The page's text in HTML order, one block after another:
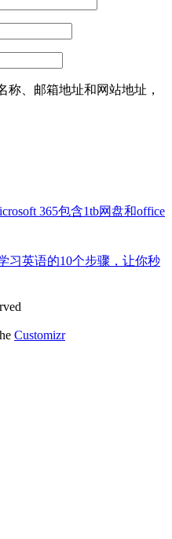
称、邮箱地址和网站地址，
365包含1tb网盘和office
习英语的10个步骤，让你秒
Customizr